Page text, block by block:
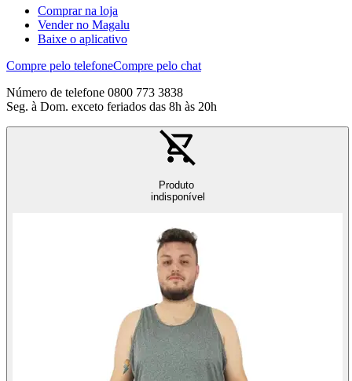
Comprar na loja
Vender no Magalu
Baixe o aplicativo
Compre pelo telefoneCompre pelo chat
Número de telefone 0800 773 3838
Seg. à Dom. exceto feriados das 8h às 20h
Produto
indisponível